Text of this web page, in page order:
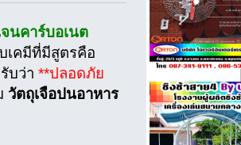
นคาร์บอเนต
เคมีที่มีสูตรคือ
บว่า **ปลอดภัย
วัตถุเจือปนอาหาร